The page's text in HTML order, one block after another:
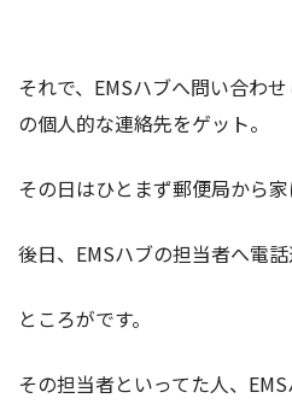
それで、EMSハブへ問い合わ
の個人的な連絡先をゲット。
その日はひとまず郵便局から家
後日、EMSハブの担当者へ電話
ところがです。
その担当者といってた人、